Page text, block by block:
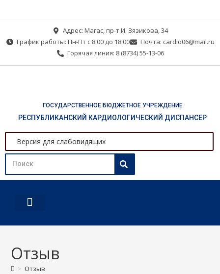
Адрес: Магас, пр-т И. Зязикова, 34
График работы: Пн-Пт с 8:00 до 18:00
Почта: cardio06@mail.ru
Горячая линия: 8 (8734) 55-13-06
ГОСУДАРСТВЕННОЕ БЮДЖЕТНОЕ УЧРЕЖДЕНИЕ
РЕСПУБЛИКАНСКИЙ КАРДИОЛОГИЧЕСКИЙ ДИСПАНСЕР
Версия для слабовидящих
Отзыв
> Отзыв